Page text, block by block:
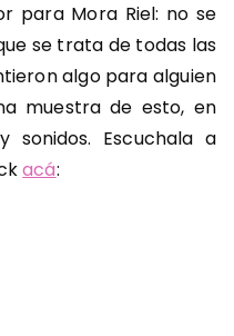
para Mora Riel: no se
se trata de todas las
algo para alguien
muestra de esto, en
sonidos. Escuchala a
acá: